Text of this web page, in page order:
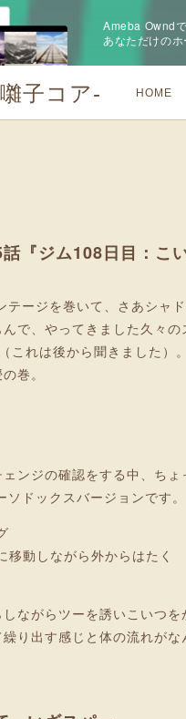
Ameba Owndで
あなただけの
子コア- HOME
『ジム108日目：こ
ージを巻いて、さあシャ
で、やってきました久々
これは後から聞きました
巻。
ンジの確認をする中、ち
ドックスバージョンです。
動しながら外からはたく
ながらツーを誘いこいつ
り出す感じと体の流れが